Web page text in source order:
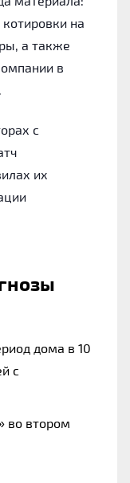
на
а также
в
с
их
дома в 10
с
во втором